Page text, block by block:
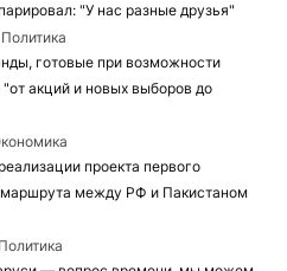
"У нас разные друзья"
готовые при возможности
акций и новых выборов до
проекта первого
между РФ и Пакистаном